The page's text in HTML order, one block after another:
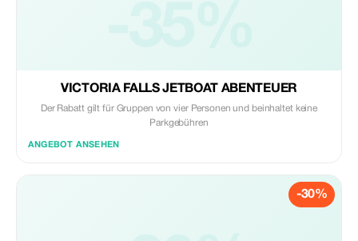
-35%
VICTORIA FALLS JETBOAT ABENTEUER
Der Rabatt gilt für Gruppen von vier Personen und beinhaltet keine
Parkgebühren
ANGEBOT ANSEHEN
-30%